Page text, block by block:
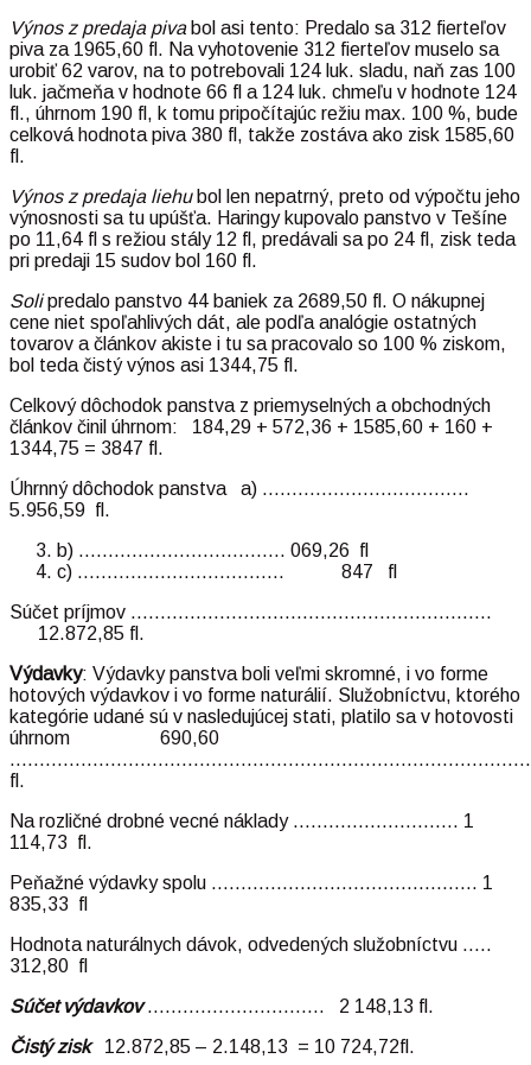
Výnos z predaja piva bol asi tento: Predalo sa 312 fierteľov
piva za 1965,60 fl. Na vyhotovenie 312 fierteľov muselo sa
urobiť 62 varov, na to potrebovali 124 luk. sladu, naň zas 100
luk. jačmeňa v hodnote 66 fl a 124 luk. chmeľu v hodnote 124
fl., úhrnom 190 fl, k tomu pripočítajúc režiu max. 100 %, bude
celková hodnota piva 380 fl, takže zostáva ako zisk 1585,60
fl.
Výnos z predaja liehubol len nepatrný, preto od výpočtu jeho
výnosnosti sa tu upúšťa. Haringy kupovalo panstvo v Tešíne
po 11,64 fl s režiou stály 12 fl, predávali sa po 24 fl, zisk teda
pri predaji 15 sudov bol 160 fl.
Solipredalo panstvo 44 baniek za 2689,50 fl. O nákupnej
cene niet spoľahlivých dát, ale podľa analógie ostatných
tovarov a článkov akiste i tu sa pracovalo so 100 % ziskom,
bol teda čistý výnos asi 1344,75 fl.
Celkový dôchodok panstva z priemyselných a obchodných
článkov činil úhrnom: 184,29 + 572,36 + 1585,60 + 160 +
1344,75 = 3847 fl.
Úhrnný dôchodok panstva a) ……………………………..
5.956,59 fl.
b) …………………………….. 069,26 fl
c) …………………………….. 847 fl
Súčet príjmov …………………………………………………….
12.872,85 fl.
Výdavky: Výdavky panstva boli veľmi skromné, i vo forme
hotových výdavkov i vo forme naturálií. Služobníctvu, ktorého
kategórie udané sú v nasledujúcej stati, platilo sa v hotovosti
úhrnom 690,60
fl.
Na rozličné drobné vecné náklady ………………………. 1
114,73 fl.
Peňažné výdavky spolu ……………………………………… 1
835,33 fl
Hodnota naturálnych dávok, odvedených služobníctvu …..
312,80 fl
Súčet výdavkov………………………… 2 148,13 fl.
Čistý zisk12.872,85 – 2.148,13 = 10 724,72fl.